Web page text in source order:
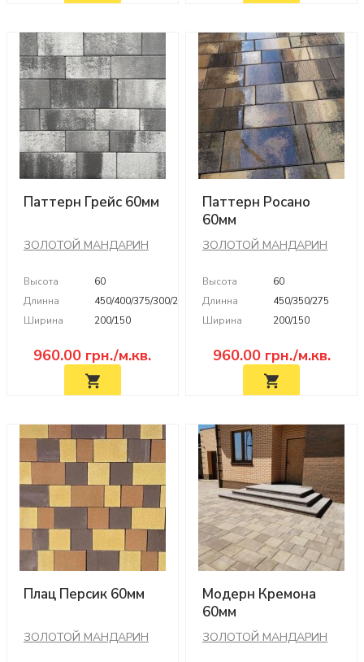
Паттерн Грейс 60мм
ЗОЛОТОЙ МАНДАРИН
Высота
60
Длинна
450/400/375/300/275/200
Ширина
200/150
960.00 грн./м.кв.
Паттерн Росано
60мм
ЗОЛОТОЙ МАНДАРИН
Высота
60
Длинна
450/350/275
Ширина
200/150
960.00грн./м.кв.
Плац Персик 60мм
ЗОЛОТОЙ МАНДАРИН
Модерн Кремона
60мм
ЗОЛОТОЙ МАНДАРИН